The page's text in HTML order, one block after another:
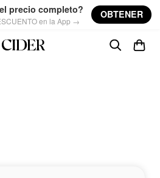
precio completo?
en la App →
OBTENER